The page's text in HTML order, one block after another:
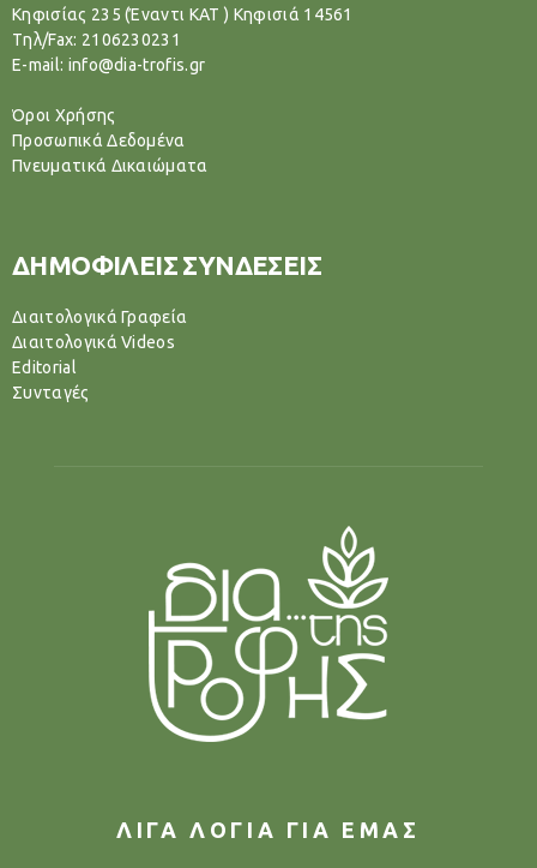
Κηφισίας 235 (Έναντι ΚΑΤ ) Κηφισιά 14561
Tηλ/Fax: 2106230231
E-mail: info@dia-trofis.gr
Όροι Χρήσης
Προσωπικά Δεδομένα
Πνευματικά Δικαιώματα
ΔΗΜΟΦΙΛΕΙΣ ΣΥΝΔΕΣΕΙΣ
Διαιτολογικά Γραφεία
Διαιτολογικά Videos
Editorial
Συνταγές
ΛΙΓΑ ΛΟΓΙΑ ΓΙΑ ΕΜΑΣ